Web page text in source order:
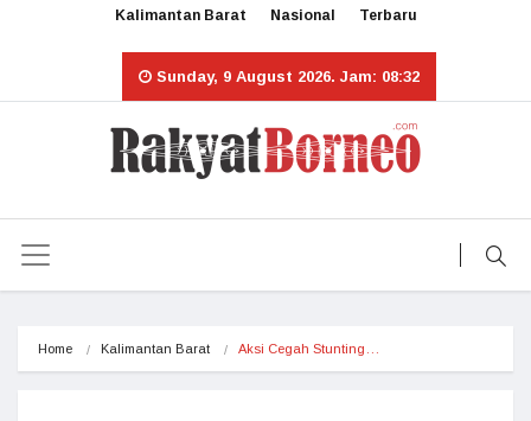
Kalimantan Barat Nasional Terbaru
Sunday, 9 August 2026. Jam: 08:32
Home Kalimantan Barat Aksi Cegah Stunting…